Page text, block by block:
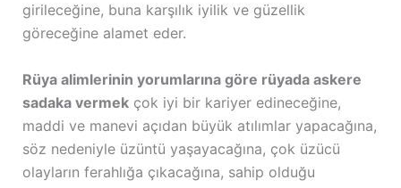
girileceğine, buna karşılık iyilik ve güzellik
göreceğine alamet eder.
Rüya alimlerinin yorumlarına göre rüyada askere
sadaka vermekçok iyi bir kariyer edineceğine,
maddi ve manevi açıdan büyük atılımlar yapacağına,
söz nedeniyle üzüntü yaşayacağına, çok üzücü
olayların ferahlığa çıkacağına, sahip olduğu